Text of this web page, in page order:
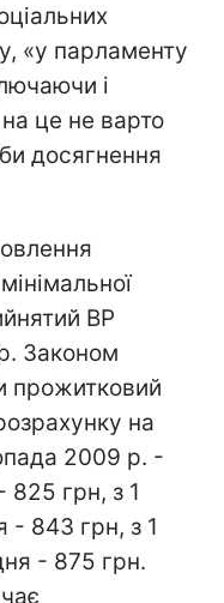
«у парламенту
і
це не варто
досягнення
ВР
Законом
прожитковий
на
2009 р. -
825 грн, з 1
- 843 грн, з 1
- 875 грн.